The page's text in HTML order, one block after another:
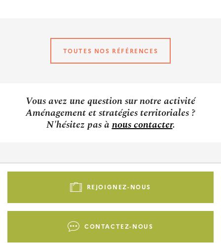
TOUTES NOS RÉFÉRENCES
Vous avez une question sur notre activité
Aménagement et stratégies territoriales ?
N'hésitez pas ànous contacter.
Pied
-
REJOIGNEZ-NOUS
CONTACTEZ-NOUS